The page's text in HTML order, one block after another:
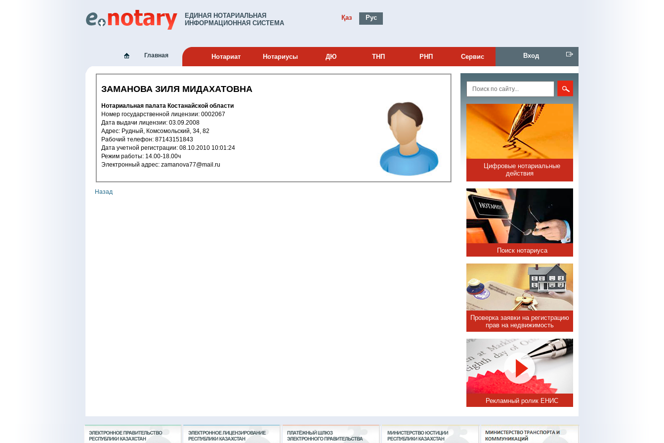
ЕДИНАЯ НОТАРИАЛЬНАЯ
ИНФОРМАЦИОННАЯ СИСТЕМА
Қаз Рус
Главная Нотариат Нотариусы ДЮ ТНП РНП Сервис Вход
ЗАМАНОВА ЗИЛЯ МИДАХАТОВНА
Нотариальная палата Костанайской области
Номер государственной лицензии: 0002067
Дата выдачи лицензии: 03.09.2008
Адрес: Рудный, Комсомольский, 34, 82
Рабочий телефон: 87143151843
Дата учетной регистрации: 08.10.2010 10:01:24
Режим работы: 14.00-18.00ч
Электронный адрес: zamanova77@mail.ru
Назад
Цифровые нотариальные
действия
Поиск нотариуса
Проверка заявки на регистрацию
прав на недвижимость
Рекламный ролик ЕНИС